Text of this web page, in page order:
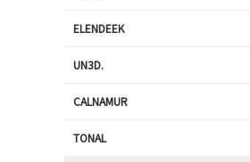
ELENDEEK
UN3D.
CALNAMUR
TONAL